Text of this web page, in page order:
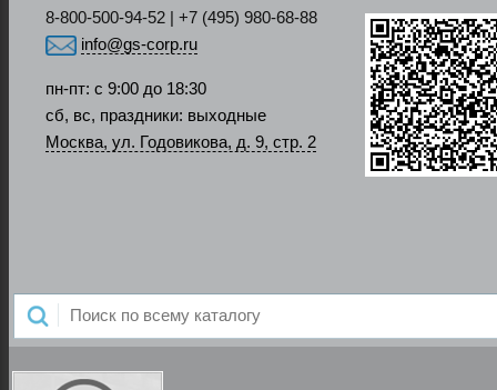
8-800-500-94-52 | +7 (495) 980-68-88
info@gs-corp.ru
пн-пт: с 9:00 до 18:30
сб, вс, праздники: выходные
Москва, ул. Годовикова, д. 9, стр. 2